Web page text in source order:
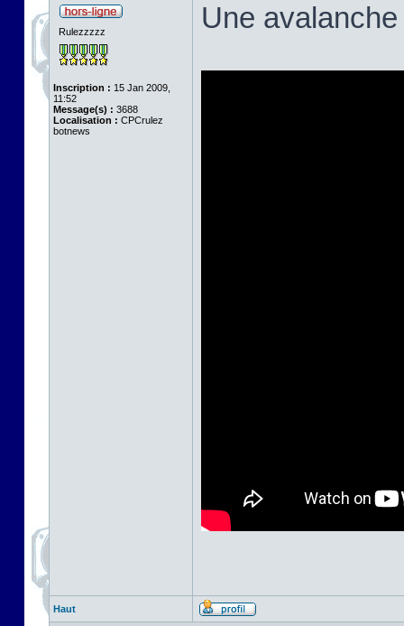
Rulezzzzz
Inscription : 15 Jan 2009,
11:52
Message(s) : 3688
Localisation : CPCrulez
botnews
Une
Haut